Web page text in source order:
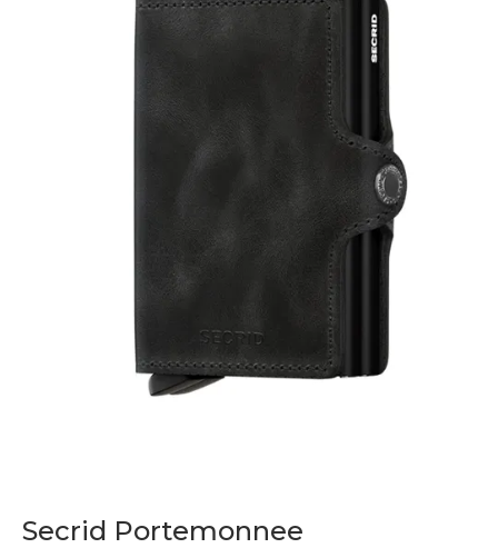
Secrid Portemonnee